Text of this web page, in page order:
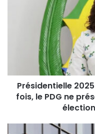
Présidentielle
fois, le PDG ne